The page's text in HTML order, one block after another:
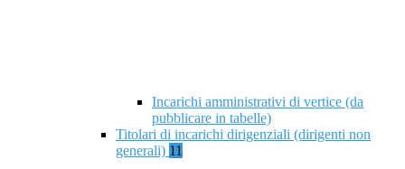
Incarichi amministrativi di vertice (da
pubblicare in tabelle)
Titolari di incarichi dirigenziali (dirigenti non
generali) 11